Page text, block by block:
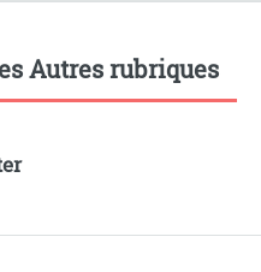
Autres rubriques